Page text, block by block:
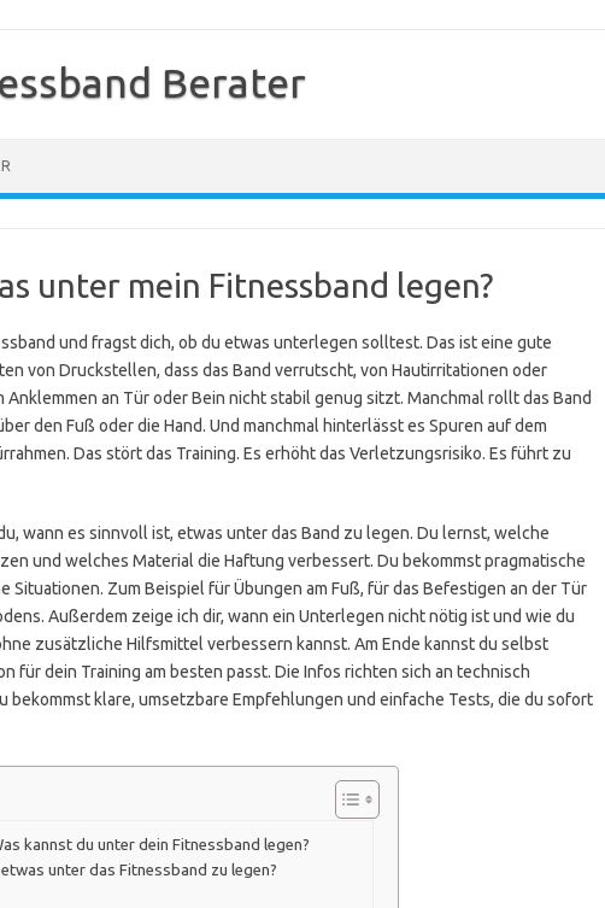
Berater
unter mein Fitnessband legen?
und fragst dich, ob du etwas unterlegen solltest. Das ist eine gute
von Druckstellen, dass das Band verrutscht, von Hautirritationen oder
Anklemmen an Tür oder Bein nicht stabil genug sitzt. Manchmal rollt das Band
den Fuß oder die Hand. Und manchmal hinterlässt es Spuren auf dem
Das stört das Training. Es erhöht das Verletzungsrisiko. Es führt zu
wann es sinnvoll ist, etwas unter das Band zu legen. Du lernst, welche
und welches Material die Haftung verbessert. Du bekommst pragmatische
Situationen. Zum Beispiel für Übungen am Fuß, für das Befestigen an der Tür
Außerdem zeige ich dir, wann ein Unterlegen nicht nötig ist und wie du
zusätzliche Hilfsmittel verbessern kannst. Am Ende kannst du selbst
für dein Training am besten passt. Die Infos richten sich an technisch
bekommst klare, umsetzbare Empfehlungen und einfache Tests, die du sofort
kannst du unter dein Fitnessband legen?
unter das Fitnessband zu legen?